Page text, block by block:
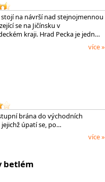
stojí na návrší nad stejnojmennou
se na Jičínsku v
kraji. Hrad Pecka je jedn…
více »
brána do východních
úpatí se, po…
více »
betlém